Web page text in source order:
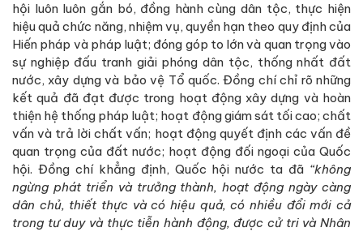
hội luôn luôn gắn bó, đồng hành cùng dân tộc, thực hiện
hiệu quả chức năng, nhiệm vụ, quyền hạn theo quy định của
Hiến pháp và pháp luật; đóng góp to lớn và quan trọng vào
sự nghiệp đấu tranh giải phóng dân tộc, thống nhất đất
nước, xây dựng và bảo vệ Tổ quốc. Đồng chí chỉ rõ những
kết quả đã đạt được trong hoạt động xây dựng và hoàn
thiện hệ thống pháp luật; hoạt động giám sát tối cao; chất
vấn và trả lời chất vấn; hoạt động quyết định các vấn đề
quan trọng của đất nước; hoạt động đối ngoại của Quốc
hội. Đồng chí khẳng định, Quốc hội nước ta đã “không
ngừng phát triển và trưởng thành, hoạt động ngày càng
dân chủ, thiết thực và có hiệu quả, có nhiều đổi mới cả
trong tư duy và thực tiễn hành động, được cử tri và Nhân